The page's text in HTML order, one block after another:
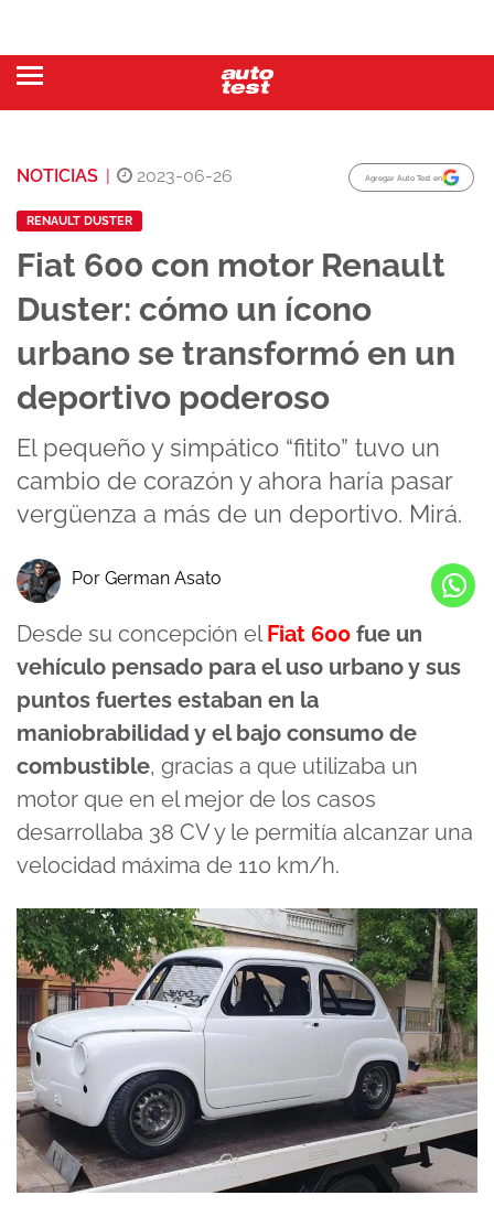
NOTICIAS | 2023-06-26 Agregar Auto Test en
RENAULT DUSTER
Fiat 600 con motor Renault
Duster: cómo un ícono
urbano se transformó en un
deportivo poderoso
El pequeño y simpático “fitito” tuvo un
cambio de corazón y ahora haría pasar
vergüenza a más de un deportivo. Mirá.
Por German Asato
Desde su concepción elFiat 600 fue un
vehículo pensado para el uso urbano y sus
puntos fuertes estaban en la
maniobrabilidad y el bajo consumo de
combustible, gracias a que utilizaba un
motor que en el mejor de los casos
desarrollaba 38 CV y le permitía alcanzar una
velocidad máxima de 110 km/h.